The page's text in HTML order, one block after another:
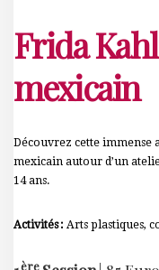
Frida
mexicain
Découvrez cette immense
mexicain autour d’un
14 ans.
Activités : Arts plastiques,
Ère